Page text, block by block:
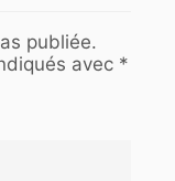
publiée.
avec *